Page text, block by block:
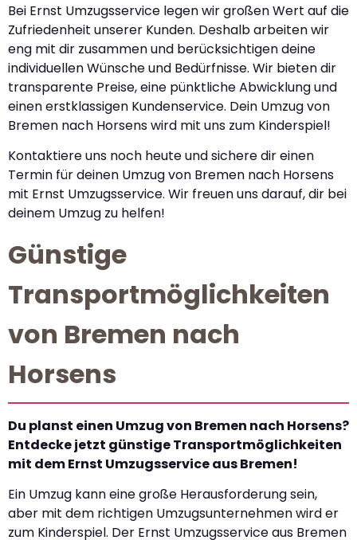
Bei Ernst Umzugsservice legen wir großen Wert auf die
Zufriedenheit unserer Kunden. Deshalb arbeiten wir
eng mit dir zusammen und berücksichtigen deine
individuellen Wünsche und Bedürfnisse. Wir bieten dir
transparente Preise, eine pünktliche Abwicklung und
einen erstklassigen Kundenservice. Dein Umzug von
Bremen nach Horsens wird mit uns zum Kinderspiel!
Kontaktiere uns noch heute und sichere dir einen
Termin für deinen Umzug von Bremen nach Horsens
mit Ernst Umzugsservice. Wir freuen uns darauf, dir bei
deinem Umzug zu helfen!
Günstige
Transportmöglichkeiten
von Bremen nach
Horsens
Du planst einen Umzug von Bremen nach Horsens?
Entdecke jetzt günstige Transportmöglichkeiten
mit dem Ernst Umzugsservice aus Bremen!
Ein Umzug kann eine große Herausforderung sein,
aber mit dem richtigen Umzugsunternehmen wird er
zum Kinderspiel. Der Ernst Umzugsservice aus Bremen